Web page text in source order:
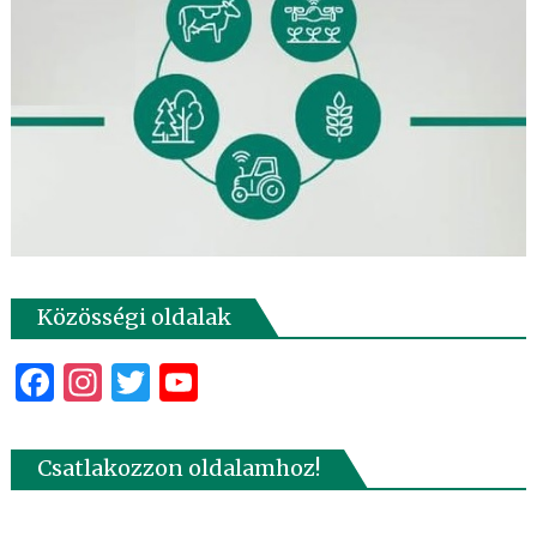
Közösségi oldalak
Facebook
Instagram
Twitter
YouTube
Csatlakozzon oldalamhoz!